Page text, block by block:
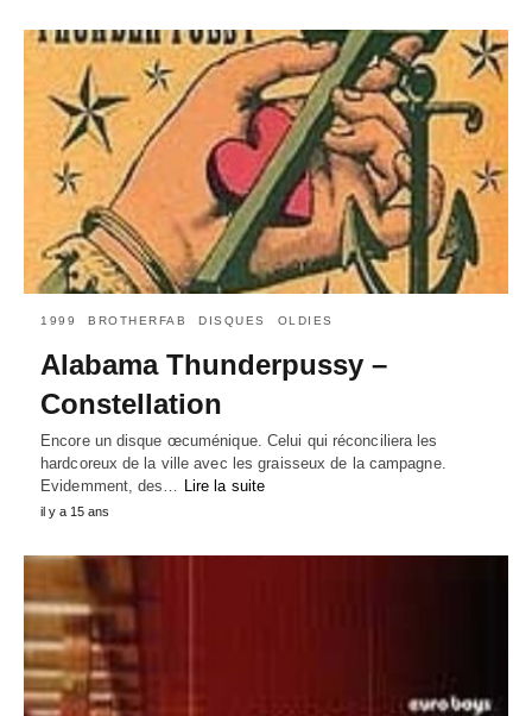
1999 BROTHERFAB DISQUES OLDIES
Alabama Thunderpussy –
Constellation
Encore un disque œcuménique. Celui qui réconciliera les
hardcoreux de la ville avec les graisseux de la campagne.
Evidemment, des…
Lire la suite
il y a 15 ans